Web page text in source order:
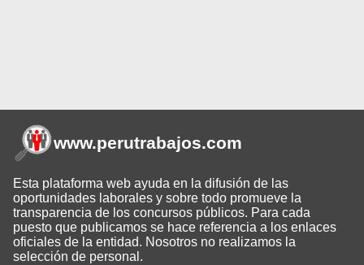
www.perutrabajos.com
Esta plataforma web ayuda en la difusión de las
oportunidades laborales y sobre todo promueve la
transparencia de los concursos públicos. Para cada
puesto que publicamos se hace referencia a los enlaces
oficiales de la entidad. Nosotros no realizamos la
selección de personal.